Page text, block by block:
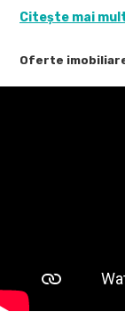
Oferte
afaceri cu
Posibile destinații
Mini cafenea
Citește mai